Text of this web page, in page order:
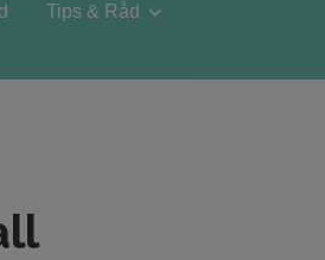
Tips & Råd